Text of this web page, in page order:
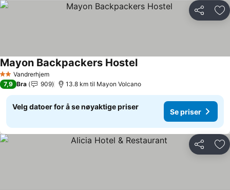
Del
2 StjernerVandrerhjem
Mayon Backpackers Hostel
7,9 Bra 909 13.8 km til Mayon Volcano
Velg datoer for å se nøyaktige priser
Se priser
Del